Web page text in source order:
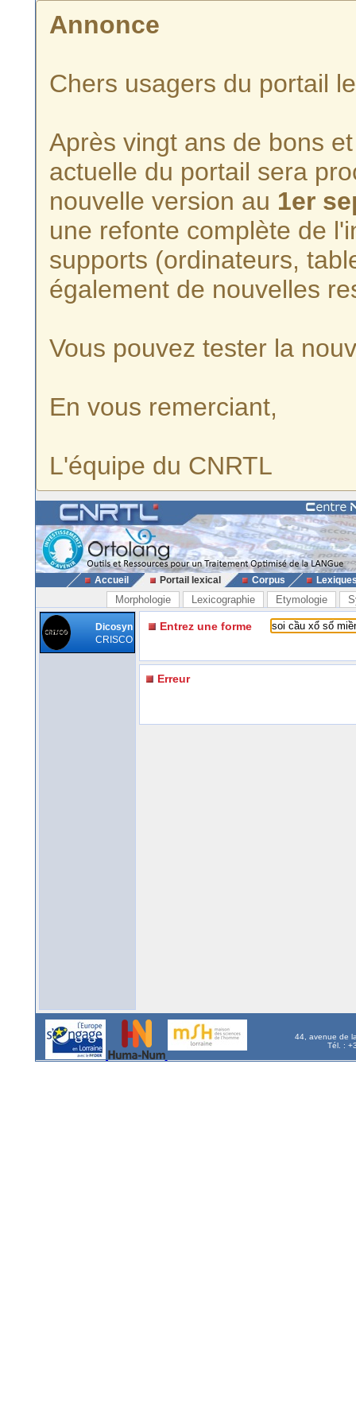
Annonce
Chers usagers du portail
Après vingt ans de bons
actuelle du portail sera
nouvelle version au 1er
une refonte complète de
supports (ordinateurs,
également de nouvelles
Vous pouvez tester la
En vous remerciant,
L'équipe du CNRTL
Accueil Portail lexical Corpus
Morphologie Lexicographie Etymologie
Dicosyn
CRISCO
Entrez une forme
Erreur
44, avenue de
Tél. :